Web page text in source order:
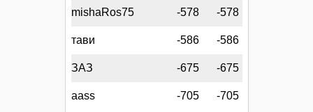
mishaRos75 -578 -578
тави -586 -586
ЗАЗ -675 -675
aass -705 -705